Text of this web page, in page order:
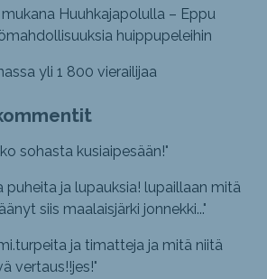
Huuhkajapolulla – Eppu
huippupeleihin
yli 1 800 vierailijaa
sohasta kusiaipesään!"
puheita ja lupauksia! lupaillaan mitä
siis maalaisjärki jonnekki..."
ja timatteja ja mitä niitä
vertaus!!jes!"